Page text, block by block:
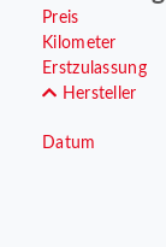
Preis
Kilometer
Erstzulassung
Hersteller
Datum